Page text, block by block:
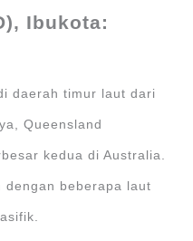
Ibukota:
daerah timur laut dari
Queensland
kedua di Australia.
dengan beberapa laut